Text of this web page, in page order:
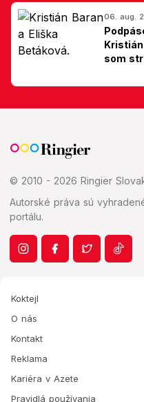
06. aug.
som
© 2010 - 2026 Ringier
Autorské práva sú
portálu.
Koktejl
O nás
Kontakt
Reklama
Kariéra v Azete
Pravidlá používania